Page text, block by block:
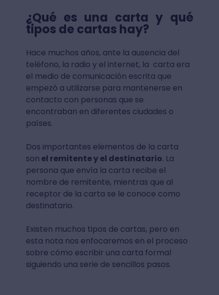
¿Qué es una carta y qué
tipos de cartas hay?
Hace muchos años, ante la ausencia del
teléfono, la radio y el internet, la carta era
el medio de comunicación escrita que
empezó a utilizarse para mantenerse en
contacto con personas que se
encontraban en diferentes ciudades o
países.
Dos importantes elementos de la carta
son el remitente y el destinatario. La
persona que envía la carta recibe el
nombre de remitente, mientras que al
receptor de la carta se le conoce como
destinatario.
Existen muchos tipos de cartas, pero en
esta nota nos enfocaremos en el proceso
sobre cómo escribir una carta formal
siguiendo una serie de sencillos pasos.